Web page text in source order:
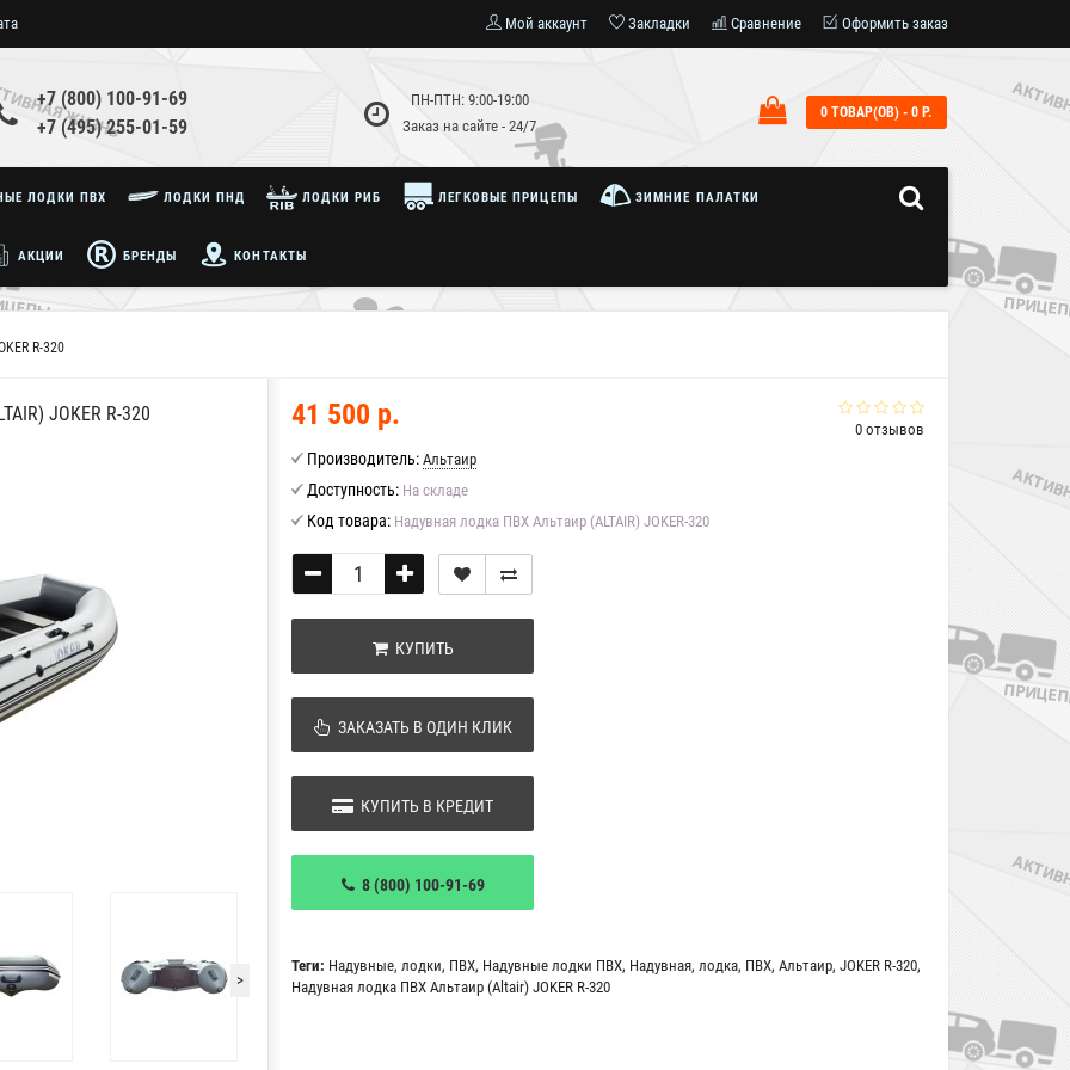
Мой аккаунт Закладки Сравнение Оформить заказ
+7 (800) 100-91-69
+7 (495) 255-01-59
ПН-ПТН: 9:00-19:00
Заказ на сайте - 24/7
0 ТОВАР(ОВ) - 0 Р.
ЛОДКИ ПВХ ЛОДКИ ПНД ЛОДКИ РИБ ЛЕГКОВЫЕ ПРИЦЕПЫ ЗИМНИЕ ПАЛАТКИ
АКЦИИ БРЕНДЫ КОНТАКТЫ
R-320
JOKER R-320
>
0 отзывов
41 500 р.
Производитель: Альтаир
Доступность: На складе
Код товара: Надувная лодка ПВХ Альтаир (ALTAIR) JOKER-320
КУПИТЬ
ЗАКАЗАТЬ В ОДИН КЛИК
КУПИТЬ В КРЕДИТ
8 (800) 100-91-69
Теги: Надувные, лодки, ПВХ, Надувные лодки ПВХ, Надувная, лодка, ПВХ, Альтаир, JOKER R-320,
Надувная лодка ПВХ Альтаир (Altair) JOKER R-320